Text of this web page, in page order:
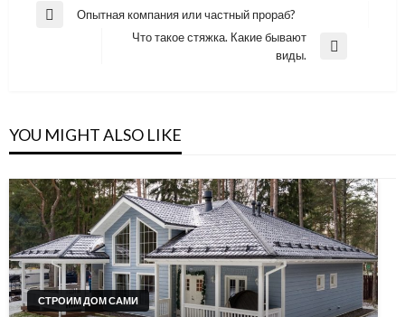
Навигация
Previous
Опытная компания или частный прораб?
Что такое стяжка. Какие бывают
виды.
YOU MIGHT ALSO LIKE
СТРОИМ ДОМ САМИ